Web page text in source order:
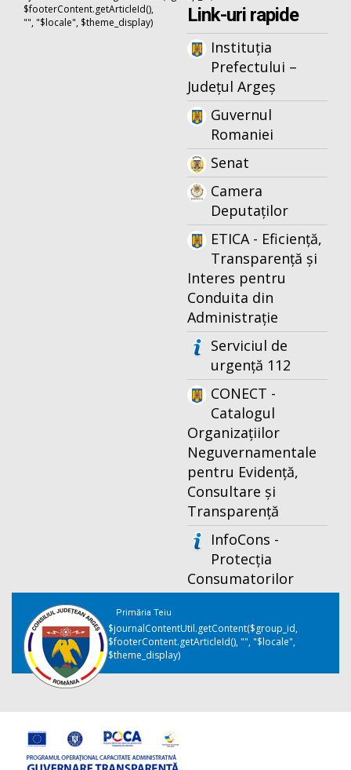
$footerContent.getArticleId(),
"", "$locale", $theme_display)
Link-uri rapide
Instituția
Prefectului –
Județul Argeș
Guvernul
Romaniei
Senat
Camera
Deputaților
ETICA - Eficiență,
Transparență și
Interes pentru
Conduita din
Administrație
Serviciul de
urgență 112
CONECT -
Catalogul
Organizațiilor
Neguvernamentale
pentru Evidență,
Consultare și
Transparență
InfoCons -
Protecția
Consumatorilor
Primăria Teiu
$journalContentUtil.getContent($group_id,
$footerContent.getArticleId(), "", "$locale",
$theme_display)